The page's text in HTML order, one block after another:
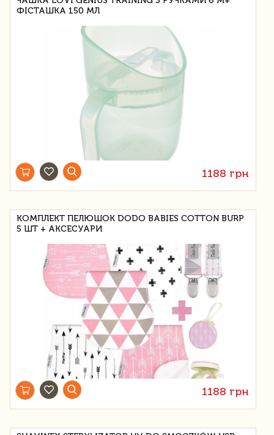
ФІСТАШКА 150 МЛ
1188 грн
КОМПЛЕКТ ПЕЛЮШОК DODO BABIES COTTON BURP
5 ШТ + АКСЕСУАРИ
1188 грн